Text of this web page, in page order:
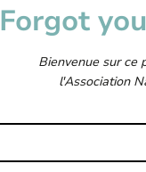
Forgot
Bienvenue sur ce
l'Association